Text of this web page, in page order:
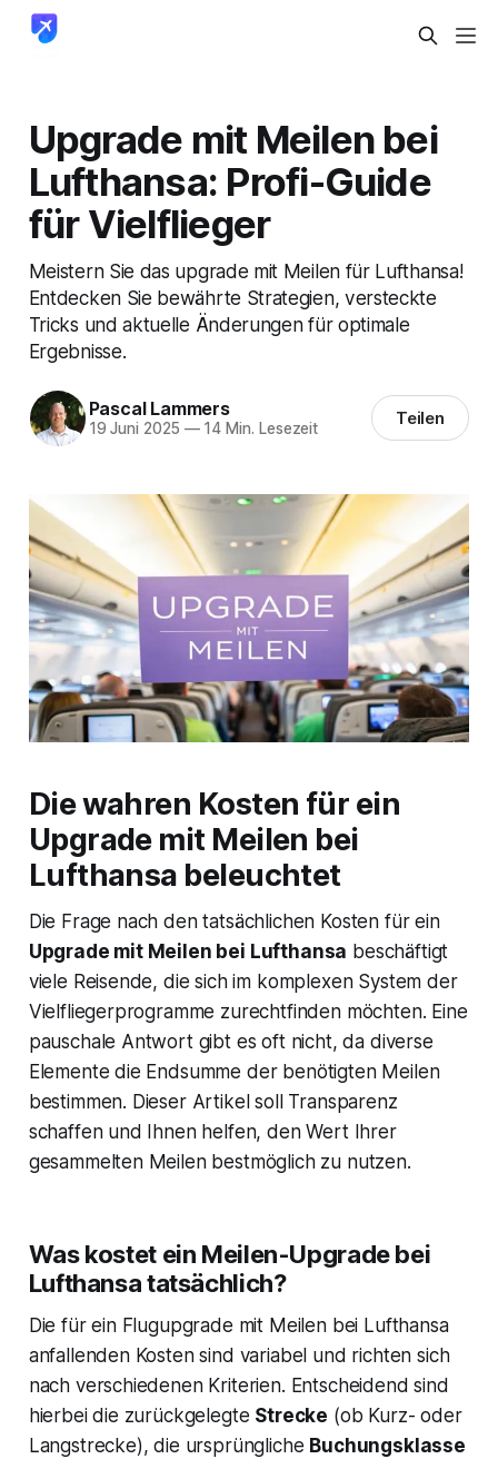
Upgrade mit Meilen bei
Lufthansa: Profi-Guide
für Vielflieger
Meistern Sie das upgrade mit Meilen für Lufthansa!
Entdecken Sie bewährte Strategien, versteckte
Tricks und aktuelle Änderungen für optimale
Ergebnisse.
Pascal Lammers
19 Juni 2025 —14 Min. Lesezeit Teilen
Die wahren Kosten für ein
Upgrade mit Meilen bei
Lufthansa beleuchtet
Die Frage nach den tatsächlichen Kosten für ein
Upgrade mit Meilen bei Lufthansa beschäftigt
viele Reisende, die sich im komplexen System der
Vielfliegerprogramme zurechtfinden möchten. Eine
pauschale Antwort gibt es oft nicht, da diverse
Elemente die Endsumme der benötigten Meilen
bestimmen. Dieser Artikel soll Transparenz
schaffen und Ihnen helfen, den Wert Ihrer
gesammelten Meilen bestmöglich zu nutzen.
Was kostet ein Meilen-Upgrade bei
Lufthansa tatsächlich?
Die für ein Flugupgrade mit Meilen bei Lufthansa
anfallenden Kosten sind variabel und richten sich
nach verschiedenen Kriterien. Entscheidend sind
hierbei die zurückgelegte Strecke (ob Kurz- oder
Langstrecke), die ursprüngliche Buchungsklasse